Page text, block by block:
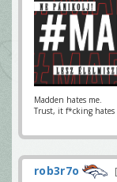
Madden hates me.
Trust, it f*cking hates
rob3r7o